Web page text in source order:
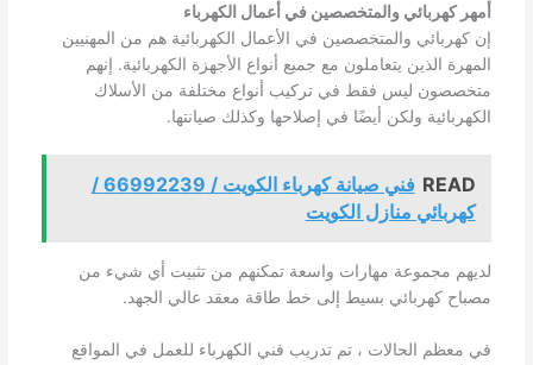
أمهر كهربائي والمتخصصين في أعمال الكهرباء
إن كهربائي والمتخصصين في الأعمال الكهربائية هم من المهنيين
المهرة الذين يتعاملون مع جميع أنواع الأجهزة الكهربائية. إنهم
متخصصون ليس فقط في تركيب أنواع مختلفة من الأسلاك
الكهربائية ولكن أيضًا في إصلاحها وكذلك صيانتها.
READ
فني صيانة كهرباء الكويت / 66992239 /
كهربائي منازل الكويت
لديهم مجموعة مهارات واسعة تمكنهم من تثبيت أي شيء من
مصباح كهربائي بسيط إلى خط طاقة معقد عالي الجهد.
في معظم الحالات ، تم تدريب فني الكهرباء للعمل في المواقع